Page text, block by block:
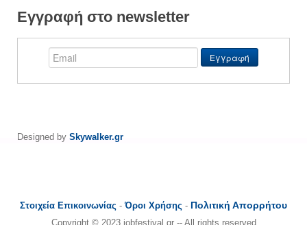
Εγγραφή στο newsletter
Designed by Skywalker.gr
Στοιχεία Επικοινωνίας -Όροι Χρήσης - Πολιτική Απορρήτου
Copyright © 2023 jobfestival.gr -- All rights reserved